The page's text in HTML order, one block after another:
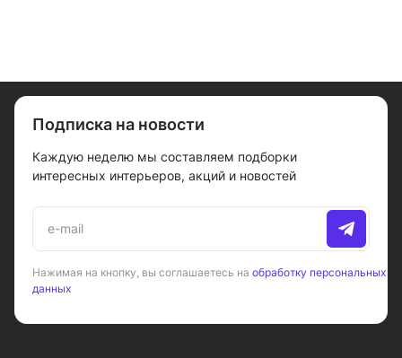
Подписка на новости
Каждую неделю мы составляем подборки
интересных интерьеров, акций и новостей
Нажимая на кнопку, вы соглашаетесь на обработку персональных
данных